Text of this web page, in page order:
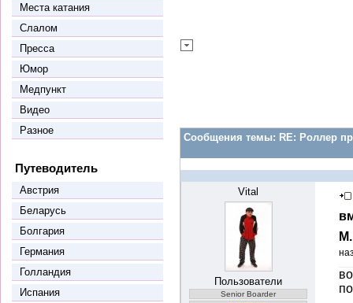
Места катания
Слалом
Пресса
Юмор
Медпункт
Видео
Разное
Путеводитель
Австрия
Беларусь
Болгария
Германия
Голландия
Испания
Сообщения темы: RE: Роллер
Vital
Пользователи
Senior Boarder